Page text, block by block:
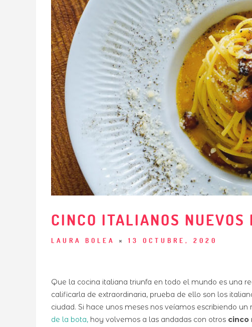
CINCO ITALIANOS NUEVOS
LAURA BOLEA 13 OCTUBRE, 2020
Que la cocina italiana triunfa en todo el mundo es una
calificarla de extraordinaria, prueba de ello son los
ciudad. Si hace unos meses nos veíamos escribiendo un
de la bota, hoy volvemos a las andadas con otros cinco